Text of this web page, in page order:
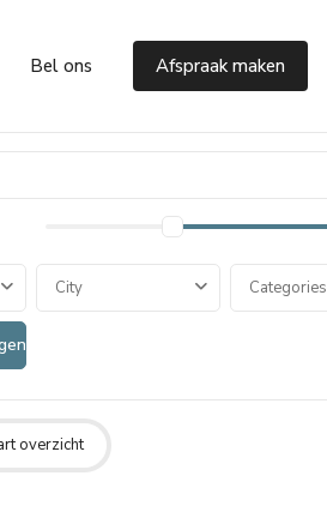
Bel ons Afspraak maken
City Categories
overzicht